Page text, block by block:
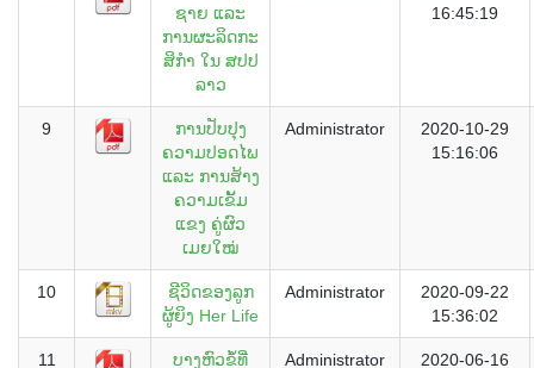
ຊາຍ ແລະ
ການຜະລິດກະ
ສິກໍາ ໃນ ສປປ
ລາວ
16:45:19
9
ການປັບປຸງ
ຄວາມປອດໄພ
ແລະ ການສ້າງ
ຄວາມເຂັ້ມ
ແຂງ ຄູ່ຜົວ
ເມຍໃໝ່
Administrator
2020-10-29
15:16:06
10
ຊີວິດຂອງລູກ
ຜູ້ຍິງ Her Life
Administrator
2020-09-22
15:36:02
11
ບາງຫົວຂໍ້ທີ່
Administrator
2020-06-16